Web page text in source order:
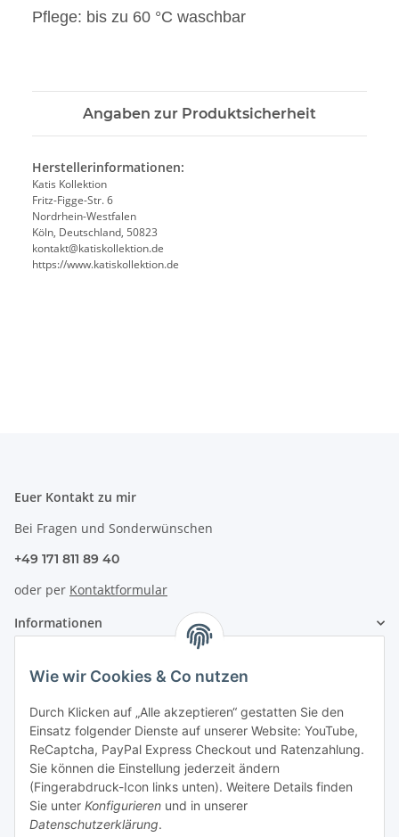
Wie wir Cookies & Co nutzen
Durch Klicken auf „Alle akzeptieren“ gestatten Sie den
Einsatz folgender Dienste auf unserer Website: YouTube,
ReCaptcha, PayPal Express Checkout und Ratenzahlung.
Sie können die Einstellung jederzeit ändern
(Fingerabdruck-Icon links unten). Weitere Details finden
Sie unter Konfigurieren und in unserer
Datenschutzerklärung.
Pflege: bis zu 60 °C waschbar
Angaben zur Produktsicherheit
Herstellerinformationen:
Katis Kollektion
Fritz-Figge-Str. 6
Nordrhein-Westfalen
Köln, Deutschland, 50823
kontakt@katiskollektion.de
https://www.katiskollektion.de
Euer Kontakt zu mir
Bei Fragen und Sonderwünschen
+49 171 811 89 40
oder per Kontaktformular
Informationen
Zahlung & Versand